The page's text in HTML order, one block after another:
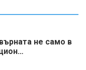
не само в